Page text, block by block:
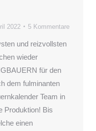
2022 5 Kommentare
und reizvollsten
wieder
für den
dem fulminanten
Team in
Produktion! Bis
einen